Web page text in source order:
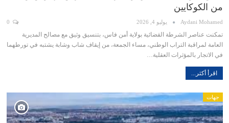
من الكوكايين
Aydani Mohamed يوليو 4, 2026
تمكنت عناصر الشرطة القضائية بولاية أمن فاس، بتنسيق وثيق مع مصالح المديرية
العامة لمراقبة التراب الوطني، مساء الجمعة، من إيقاف شاب وشابة يشتبه في تورطهما
في الاتجار بالمؤثرات العقلية…
اقرأ أكثر...
جهات